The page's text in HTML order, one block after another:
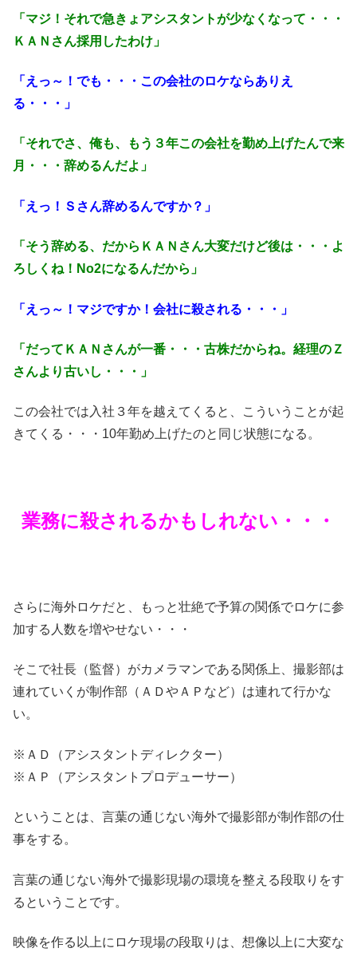
「マジ！それで急きょアシスタントが少なくなって・・・
ＫＡＮさん採用したわけ」
「えっ～！でも・・・この会社のロケならありえ
る・・・」
「それでさ、俺も、もう３年この会社を勤め上げたんで来
月・・・辞めるんだよ」
「えっ！Ｓさん辞めるんですか？」
「そう辞める、だからＫＡＮさん大変だけど後は・・・よ
ろしくね！No2になるんだから」
「えっ～！マジですか！会社に殺される・・・」
「だってＫＡＮさんが一番・・・古株だからね。経理のＺ
さんより古いし・・・」
この会社では入社３年を越えてくると、こういうことが起
きてくる・・・10年勤め上げたのと同じ状態になる。
業務に殺されるかもしれない・・・
さらに海外ロケだと、もっと壮絶で予算の関係でロケに参
加する人数を増やせない・・・
そこで社長（監督）がカメラマンである関係上、撮影部は
連れていくが制作部（ＡＤやＡＰなど）は連れて行かな
い。
※ＡＤ（アシスタントディレクター）
※ＡＰ（アシスタントプロデューサー）
ということは、言葉の通じない海外で撮影部が制作部の仕
事をする。
言葉の通じない海外で撮影現場の環境を整える段取りをす
るということです。
映像を作る以上にロケ現場の段取りは、想像以上に大変な